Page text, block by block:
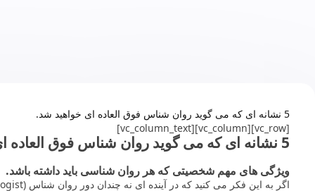
5 نشانه ای که می گوید روان شناس فوق العاده ای خواهید شد.
[vc_row][vc_column][vc_column_text]
5 نشانه ای که می گوید روان شناس فوق العاده ای خواهید شد.
ویژگی های مهم شخصیتی که هر روان شناسی باید داشته باشد.